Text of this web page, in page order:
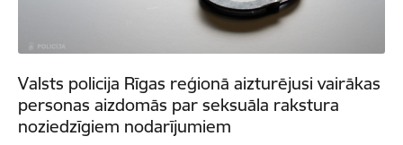
Valsts policija Rīgas reģionā aizturējusi vairākas
personas aizdomās par seksuāla rakstura
noziedzīgiem nodarījumiem